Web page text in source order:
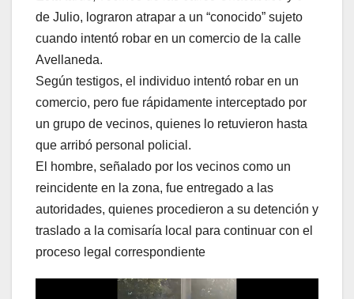
de Julio, lograron atrapar a un “conocido” sujeto
cuando intentó robar en un comercio de la calle
Avellaneda.
Según testigos, el individuo intentó robar en un
comercio, pero fue rápidamente interceptado por
un grupo de vecinos, quienes lo retuvieron hasta
que arribó personal policial.
El hombre, señalado por los vecinos como un
reincidente en la zona, fue entregado a las
autoridades, quienes procedieron a su detención y
traslado a la comisaría local para continuar con el
proceso legal correspondiente